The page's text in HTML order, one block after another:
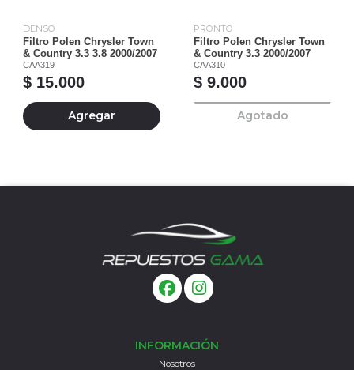
DENSO
Filtro Polen Chrysler Town
& Country 3.3 3.8 2000/2007
CAA319
$ 15.000
Agregar
PRONTO
Filtro Polen Chrysler Town
& Country 3.3 2000/2007
CAA310
$ 9.000
Agotado
INFORMACIÓN
Nosotros